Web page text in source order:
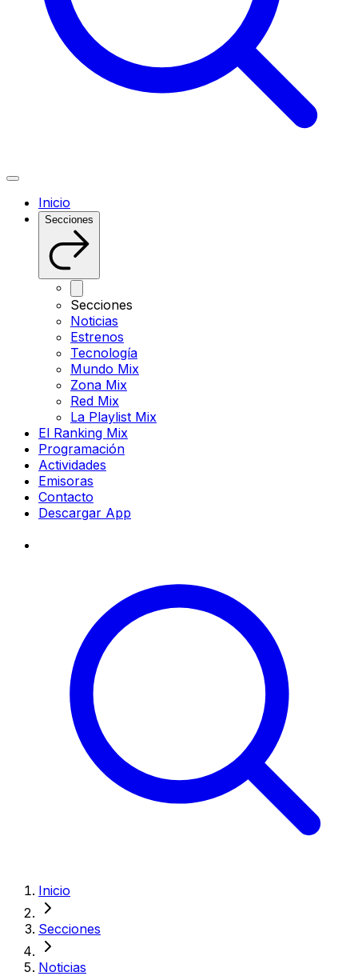
Inicio
Secciones
Secciones
Noticias
Estrenos
Tecnología
Mundo Mix
Zona Mix
Red Mix
La Playlist Mix
El Ranking Mix
Programación
Actividades
Emisoras
Contacto
Descargar App
Inicio
Secciones
Noticias